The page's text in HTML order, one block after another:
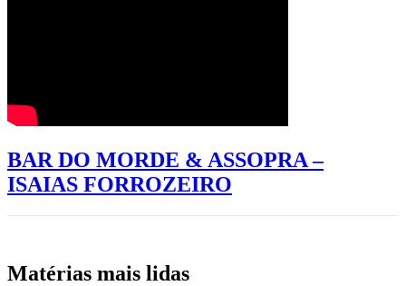
BAR DO MORDE & ASSOPRA –
ISAIAS FORROZEIRO
Matérias mais lidas